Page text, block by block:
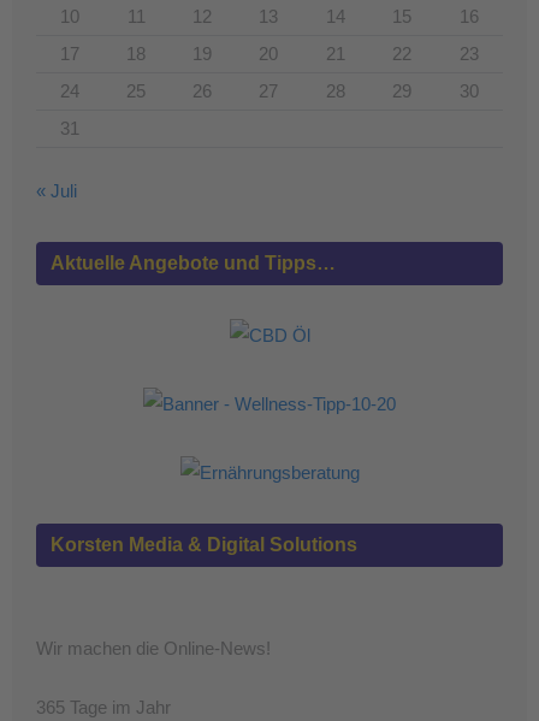
10
11 12 13 14 15
16
17
18 19 20 21 22
23
24
25 26 27 28 29
30
31
« Juli
Aktuelle Angebote und Tipps…
Korsten Media & Digital Solutions
Wir machen die Online-News!
365 Tage im Jahr